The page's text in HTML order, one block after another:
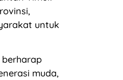
untuk
muda,